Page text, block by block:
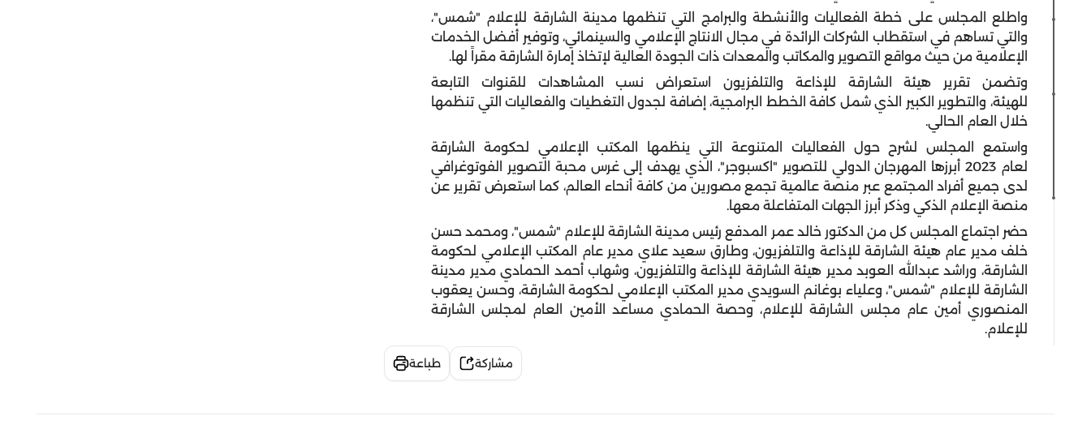
واطلع المجلس على خطة الفعاليات والأنشطة والبرامج التي تنظمها مدينة الشارقة للإعلام "شمس"،
والتي تساهم في استقطاب الشركات الرائدة في مجال الانتاج الإعلامي والسينمائي، وتوفير أفضل الخدمات
الإعلامية من حيث مواقع التصوير والمكاتب والمعدات ذات الجودة العالية لإتخاذ إمارة الشارقة مقراً لها.
وتضمن تقرير هيئة الشارقة للإذاعة والتلفزيون استعراض نسب المشاهدات للقنوات التابعة
للهيئة، والتطوير الكبير الذي شمل كافة الخطط البرامجية، إضافة لجدول التغطيات والفعاليات التي تنظمها
خلال العام الحالي.
واستمع المجلس لشرح حول الفعاليات المتنوعة التي ينظمها المكتب الإعلامي لحكومة الشارقة
لعام 2023أبرزها المهرجان الدولي للتصوير "اكسبوجر"، الذي يهدف إلى غرس محبة التصوير الفوتوغرافي
لدى جميع أفراد المجتمع عبر منصة عالمية تجمع مصورين من كافة أنحاء العالم، كما استعرض تقرير عن
منصة الإعلام الذكي وذكر أبرز الجهات المتفاعلة معها.
حضر اجتماع المجلس كل من الدكتور خالد عمر المدفع رئيس مدينة الشارقة للإعلام "شمس"، ومحمد حسن
خلف مدير عام هيئة الشارقة للإذاعة والتلفزيون، وطارق سعيد علاي مدير عام المكتب الإعلامي لحكومة
الشارقة، وراشد عبدالله العوبد مدير هيئة الشارقة للإذاعة والتلفزيون، وشهاب أحمد الحمادي مدير مدينة
الشارقة للإعلام "شمس"، وعلياء بوغانم السويدي مدير المكتب الإعلامي لحكومة الشارقة، وحسن يعقوب
المنصوري أمين عام مجلس الشارقة للإعلام، وحصة الحمادي مساعد الأمين العام لمجلس الشارقة
للإعلام.
مشاركة طباعة